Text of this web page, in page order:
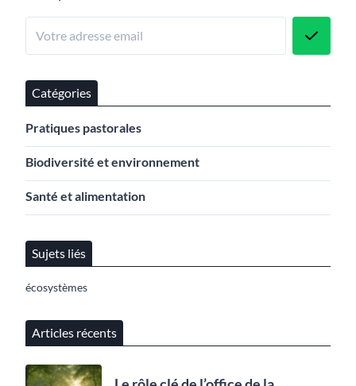
Catégories
Pratiques pastorales
Biodiversité et environnement
Santé et alimentation
Sujets liés
écosystèmes
Articles récents